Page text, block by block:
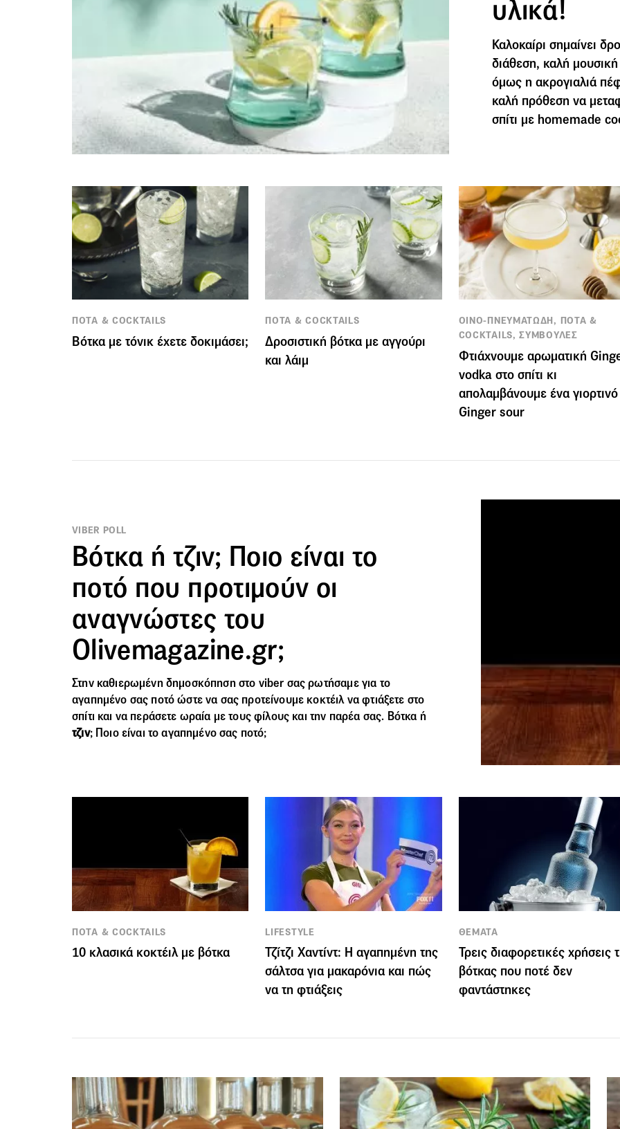
υλικά!
Καλοκαίρι σημαίνει
διάθεση, καλή
όμως η ακρογιαλιά
καλή πρόθεση να
σπίτι με homemade
ΠΟΤΑ & COCKTAILS
Βότκα με τόνικ έχετε δοκιμάσει;
ΠΟΤΑ & COCKTAILS
Δροσιστική βότκα με αγγούρι
και λάιμ
ΟΙΝΟ-ΠΝΕΥΜΑΤΩΔΗ, ΠΟΤΑ &
COCKTAILS, ΣΥΜΒΟΥΛΕΣ
Φτιάχνουμε αρωματική
vodka στο σπίτι κι
απολαμβάνουμε ένα γιορτινό
Ginger sour
VIBER POLL
Βότκα ή τζιν; Ποιο είναι το
ποτό που προτιμούν οι
αναγνώστες του
Olivemagazine.gr;
Στην καθιερωμένη δημοσκόπηση στο viber σας ρωτήσαμε για το
αγαπημένο σας ποτό ώστε να σας προτείνουμε κοκτέιλ να φτιάξετε στο
σπίτι και να περάσετε ωραία με τους φίλους και την παρέα σας. Βότκα ή
τζιν; Ποιο είναι το αγαπημένο σας ποτό;
ΠΟΤΑ & COCKTAILS
10 κλασικά κοκτέιλ με βότκα
LIFESTYLE
Τζίτζι Χαντίντ: Η αγαπημένη της
σάλτσα για μακαρόνια και πώς
να τη φτιάξεις
ΘΕΜΑΤΑ
Τρεις διαφορετικές χρήσεις
βότκας που ποτέ δεν
φαντάστηκες